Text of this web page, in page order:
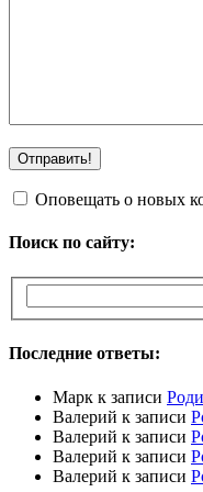
Оповещать о новых
Поиск по сайту:
Последние ответы:
Марк к записи
Валерий к записи
Валерий к записи
Валерий к записи
Валерий к записи